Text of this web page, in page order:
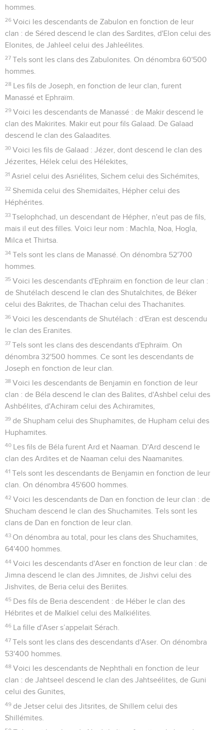
hommes.
26 Voici les descendants de Zabulon en fonction de leur
clan : de Séred descend le clan des Sardites, d'Elon celui des
Elonites, de Jahleel celui des Jahleélites.
27 Tels sont les clans des Zabulonites. On dénombra 60'500
hommes.
28 Les fils de Joseph, en fonction de leur clan, furent
Manassé et Ephraïm.
29 Voici les descendants de Manassé : de Makir descend le
clan des Makirites. Makir eut pour fils Galaad. De Galaad
descend le clan des Galaadites.
30 Voici les fils de Galaad : Jézer, dont descend le clan des
Jézerites, Hélek celui des Hélekites,
31 Asriel celui des Asriélites, Sichem celui des Sichémites,
32 Shemida celui des Shemidaïtes, Hépher celui des
Héphérites.
33 Tselophchad, un descendant de Hépher, n'eut pas de fils,
mais il eut des filles. Voici leur nom : Machla, Noa, Hogla,
Milca et Thirtsa.
34 Tels sont les clans de Manassé. On dénombra 52'700
hommes.
35 Voici les descendants d'Ephraïm en fonction de leur clan :
de Shutélach descend le clan des Shutalchites, de Béker
celui des Bakrites, de Thachan celui des Thachanites.
36 Voici les descendants de Shutélach : d'Eran est descendu
le clan des Eranites.
37 Tels sont les clans des descendants d'Ephraïm. On
dénombra 32'500 hommes. Ce sont les descendants de
Joseph en fonction de leur clan.
38 Voici les descendants de Benjamin en fonction de leur
clan : de Béla descend le clan des Balites, d'Ashbel celui des
Ashbélites, d'Achiram celui des Achiramites,
39 de Shupham celui des Shuphamites, de Hupham celui des
Huphamites.
40 Les fils de Béla furent Ard et Naaman. D'Ard descend le
clan des Ardites et de Naaman celui des Naamanites.
41 Tels sont les descendants de Benjamin en fonction de leur
clan. On dénombra 45'600 hommes.
42 Voici les descendants de Dan en fonction de leur clan : de
Shucham descend le clan des Shuchamites. Tels sont les
clans de Dan en fonction de leur clan.
43 On dénombra au total, pour les clans des Shuchamites,
64'400 hommes.
44 Voici les descendants d'Aser en fonction de leur clan : de
Jimna descend le clan des Jimnites, de Jishvi celui des
Jishvites, de Beria celui des Beriites.
45 Des fils de Beria descendent : de Héber le clan des
Hébrites et de Malkiel celui des Malkiélites.
46 La fille d'Aser s’appelait Sérach.
47 Tels sont les clans des descendants d'Aser. On dénombra
53'400 hommes.
48 Voici les descendants de Nephthali en fonction de leur
clan : de Jahtseel descend le clan des Jahtseélites, de Guni
celui des Gunites,
49 de Jetser celui des Jitsrites, de Shillem celui des
Shillémites.